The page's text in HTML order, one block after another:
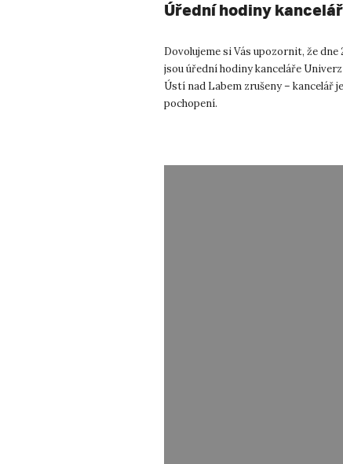
Úřední hodiny
Dovolujeme si Vás upozornit, že dne
jsou úřední hodiny kanceláře
Ústí nad Labem zrušeny – kancelář
pochopení.